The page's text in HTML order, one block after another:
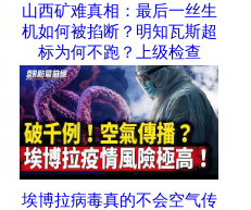
山西矿难真相：最后一丝生
机如何被掐断？明知瓦斯超
标为何不跑？上级检查
埃博拉病毒真的不会空气传